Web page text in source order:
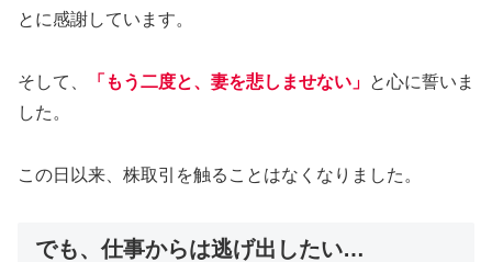
とに感謝しています。
そして、 「もう二度と、妻を悲しませない」 と心に誓いま
した。
この日以来、株取引を触ることはなくなりました。
でも、仕事からは逃げ出したい…